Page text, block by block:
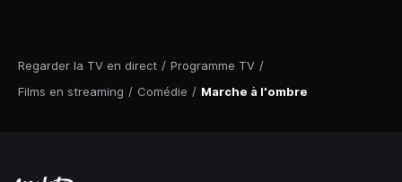
Regarder la TV en direct / Programme TV /
Films en streaming / Comédie / Marche à l'ombre